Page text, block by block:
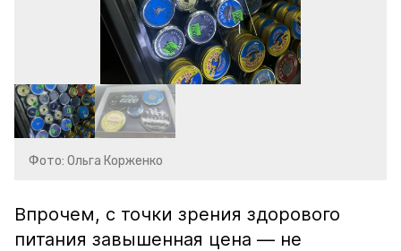
Фото: Ольга Корженко
Впрочем, с точки зрения здорового
питания завышенная цена — не